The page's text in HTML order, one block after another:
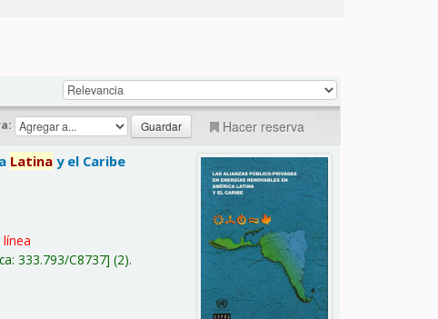
Hacer reserva
Latina y el Caribe
línea
333.793/C8737 (2).